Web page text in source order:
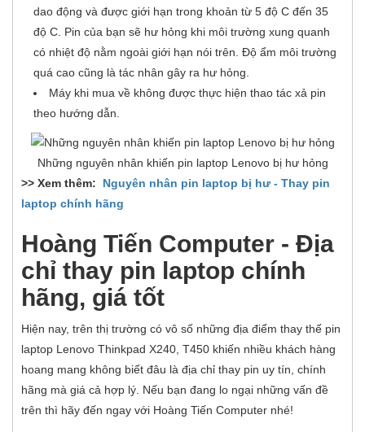
dao động và được giới hạn trong khoản từ 5 độ C đến 35
độ C. Pin của bạn sẽ hư hỏng khi môi trường xung quanh
có nhiệt độ nằm ngoài giới hạn nói trên. Độ ẩm môi trường
quá cao cũng là tác nhân gây ra hư hỏng.
Máy khi mua về không được thực hiện thao tác xả pin
theo hướng dẫn.
Những nguyên nhân khiến pin laptop Lenovo bị hư hỏng
>> Xem thêm: Nguyên nhân pin laptop bị hư - Thay pin
laptop chính hãng
Hoàng Tiến Computer - Địa
chỉ thay pin laptop chính
hãng, giá tốt
Hiện nay, trên thị trường có vô số những địa điểm thay thế pin
laptop Lenovo Thinkpad X240, T450 khiến nhiều khách hàng
hoang mang không biết đâu là địa chỉ thay pin uy tín, chính
hãng mà giá cả hợp lý. Nếu bạn đang lo ngại những vấn đề
trên thì hãy đến ngay với Hoàng Tiến Computer nhé!